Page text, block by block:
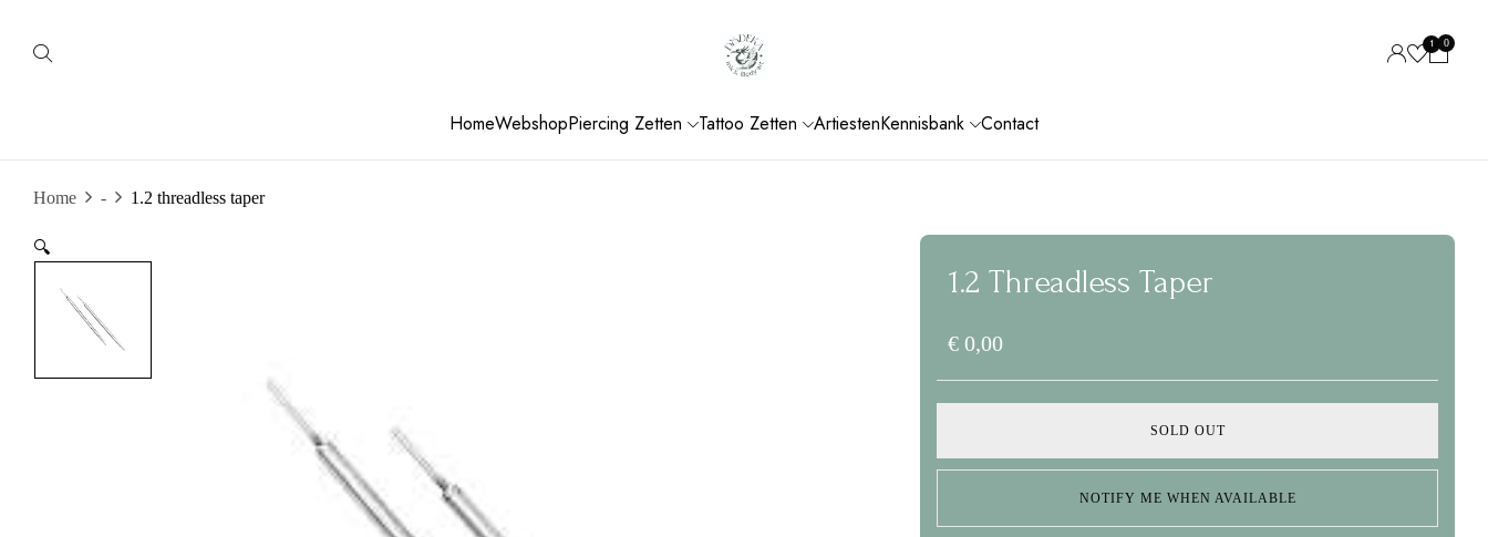
1 0
HomeWebshopPiercing Zetten Tattoo Zetten ArtiestenKennisbank Contact
Home - 1.2 threadless taper
🔍
1.2 Threadless Taper
€ 0,00
SOLD OUT
NOTIFY ME WHEN AVAILABLE